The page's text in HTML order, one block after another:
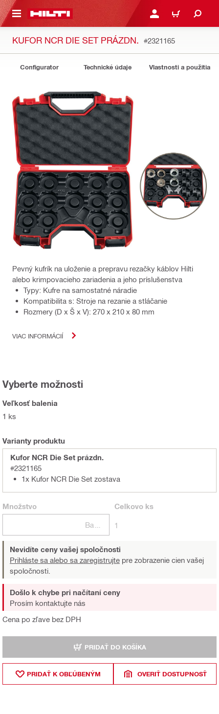
HLAVNÝ OBSAH PRIHLÁSIŤ ALEBO
KOŠÍK
KUFOR NCR DIE SET PRÁZDN. #2321165
Configurator Technické údaje Vlastnosti a použitia
Pevný kufrík na uloženie a prepravu rezačky káblov Hilti
alebo krimpovacieho zariadenia a jeho príslušenstva
Typy: Kufre na samostatné náradie
Kompatibilita s: Stroje na rezanie a stláčanie
Rozmery (D x Š x V): 270 x 210 x 80 mm
VIAC INFORMÁCIÍ
Vyberte možnosti
Veľkosť balenia
1 ks
Varianty produktu
Kufor NCR Die Set prázdn.
#2321165
1x Kufor NCR Die Set zostava
Množstvo Celkovo ks
1
Nevidíte ceny vašej spoločnosti
Prihláste sa alebo sa zaregistrujte pre zobrazenie cien vašej
spoločnosti.
Cena po zľave bez DPH
Došlo k chybe pri načítaní ceny
Prosím kontaktujte nás
PRIDAŤ DO KOŠÍKA
PRIDAŤ K OBĽÚBENÝM OVERIŤ DOSTUPNOSŤ